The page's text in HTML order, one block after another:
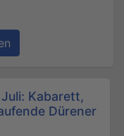
Kabarett,
Dürener